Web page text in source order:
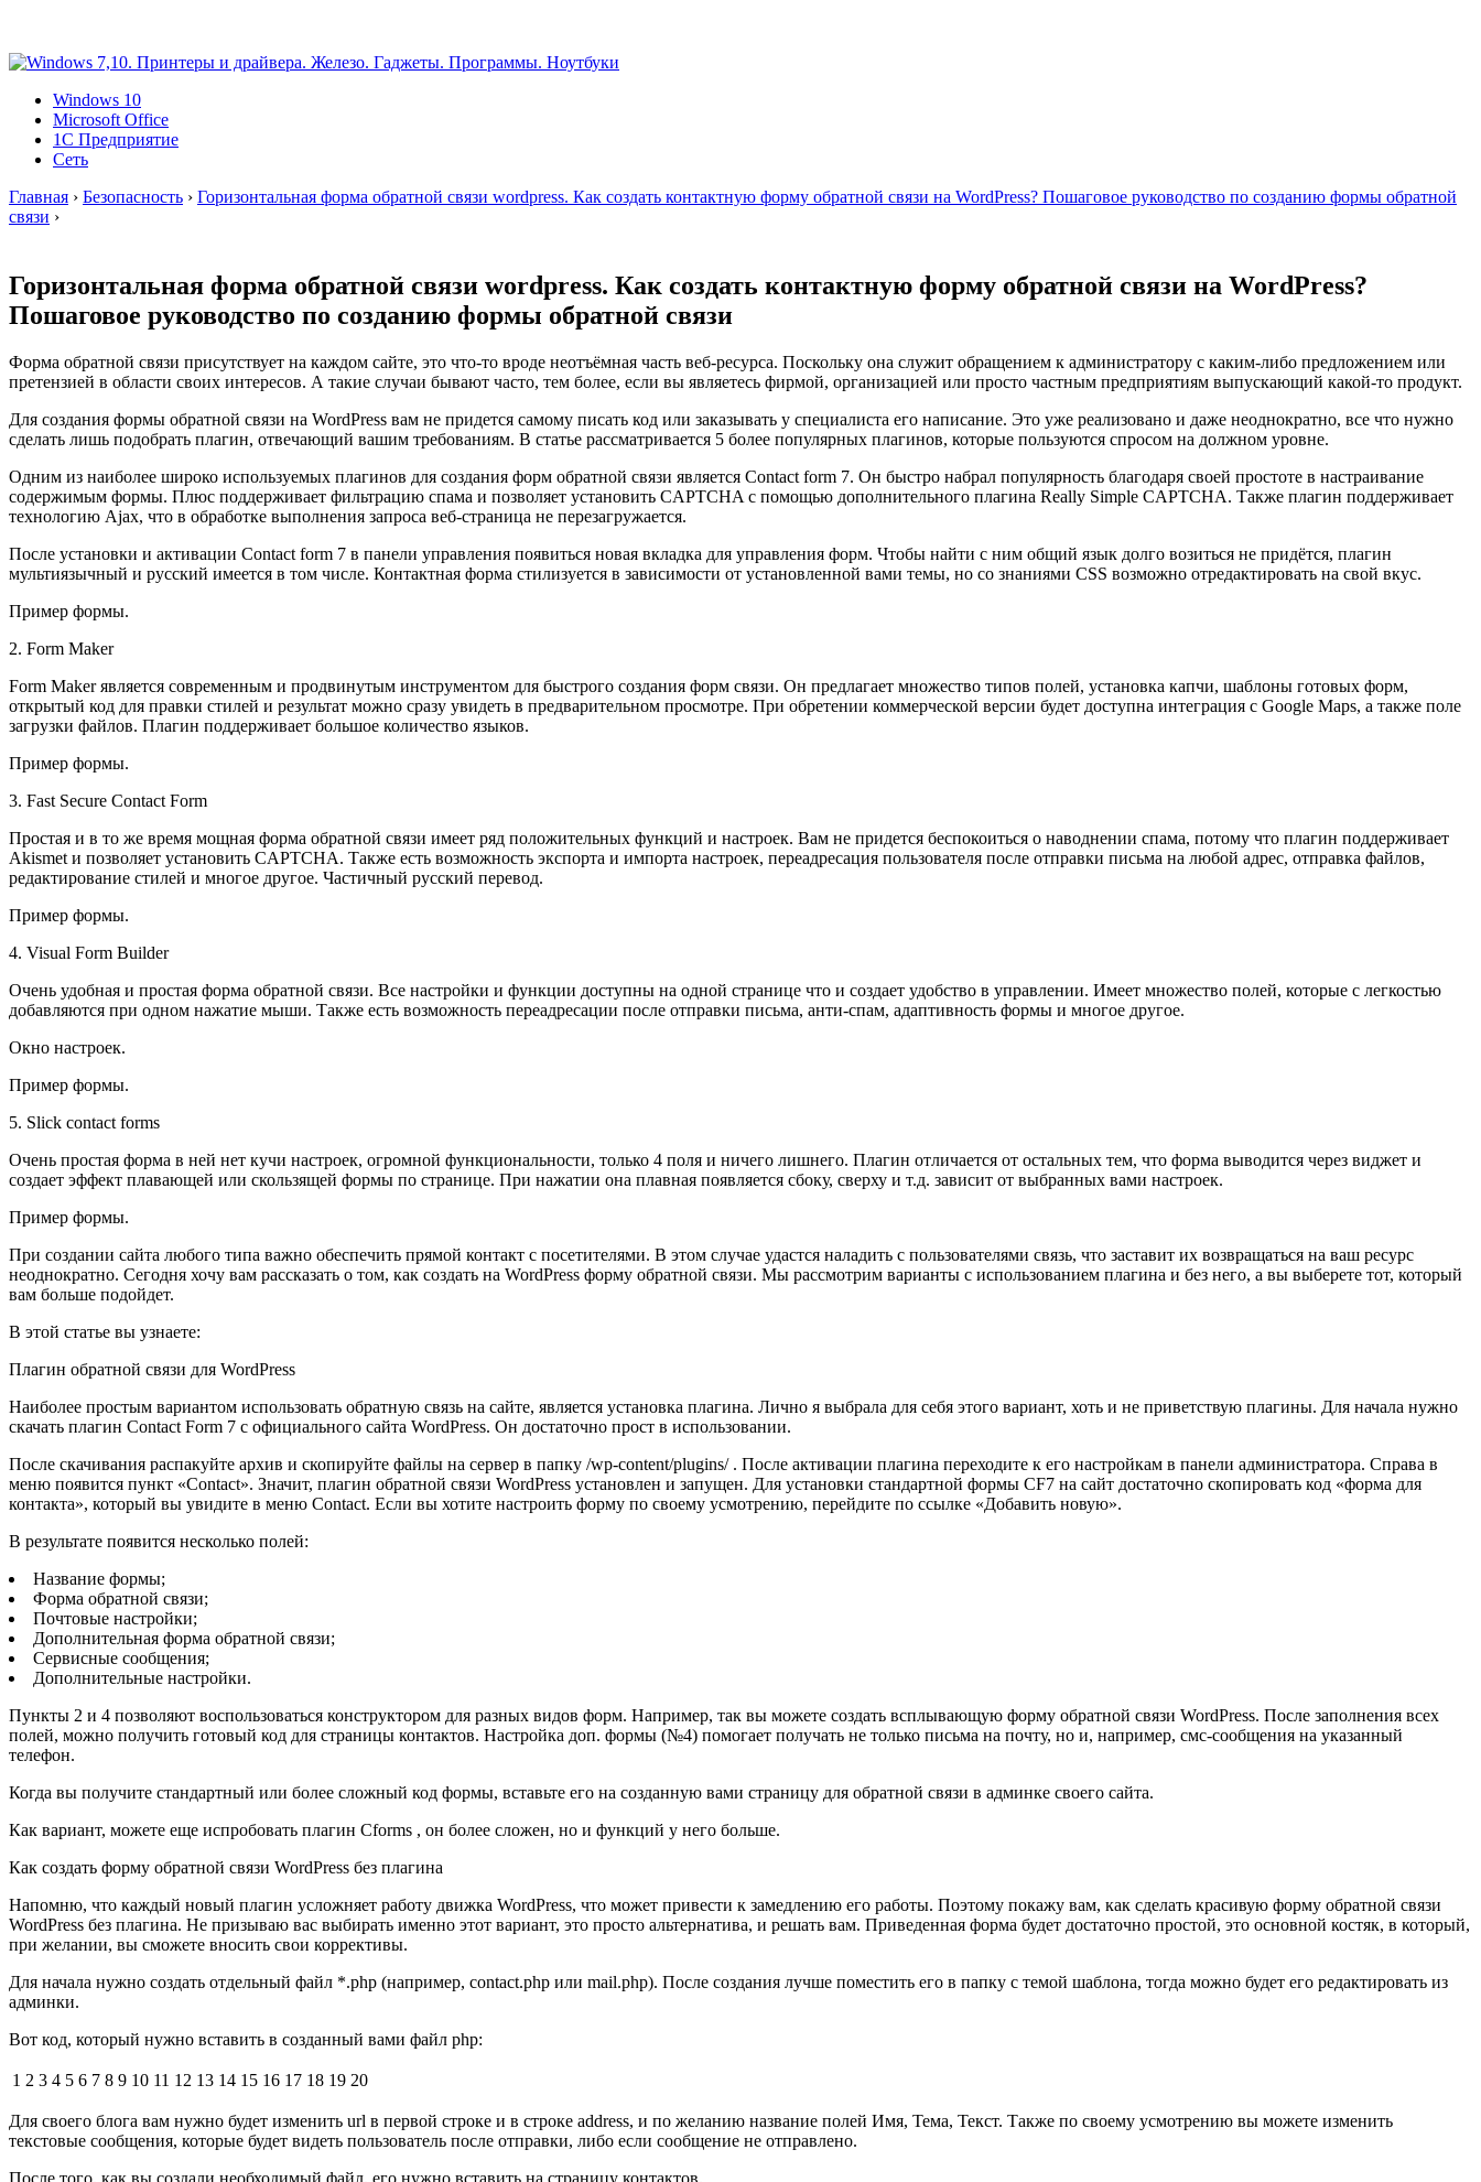
Windows 10
Microsoft Office
1C Предприятие
Сеть
Главная › Безопасность › Горизонтальная форма обратной связи wordpress. Как создать контактную форму обратной связи на WordPress? Пошаговое руководство по созданию формы обратной
связи ›
Горизонтальная форма обратной связи wordpress. Как создать контактную форму обратной связи на WordPress?
Пошаговое руководство по созданию формы обратной связи
Форма обратной связи присутствует на каждом сайте, это что-то вроде неотъёмная часть веб-ресурса. Поскольку она служит обращением к администратору с каким-либо предложением или
претензией в области своих интересов. А такие случаи бывают часто, тем более, если вы являетесь фирмой, организацией или просто частным предприятиям выпускающий какой-то продукт.
Для создания формы обратной связи на WordPress вам не придется самому писать код или заказывать у специалиста его написание. Это уже реализовано и даже неоднократно, все что нужно
сделать лишь подобрать плагин, отвечающий вашим требованиям. В статье рассматривается 5 более популярных плагинов, которые пользуются спросом на должном уровне.
Одним из наиболее широко используемых плагинов для создания форм обратной связи является Contact form 7. Он быстро набрал популярность благодаря своей простоте в настраивание
содержимым формы. Плюс поддерживает фильтрацию спама и позволяет установить CAPTCHA с помощью дополнительного плагина Really Simple CAPTCHA. Также плагин поддерживает
технологию Ajax, что в обработке выполнения запроса веб-страница не перезагружается.
После установки и активации Contact form 7 в панели управления появиться новая вкладка для управления форм. Чтобы найти с ним общий язык долго возиться не придётся, плагин
мультиязычный и русский имеется в том числе. Контактная форма стилизуется в зависимости от установленной вами темы, но со знаниями CSS возможно отредактировать на свой вкус.
Пример формы.
2. Form Maker
Form Maker является современным и продвинутым инструментом для быстрого создания форм связи. Он предлагает множество типов полей, установка капчи, шаблоны готовых форм,
открытый код для правки стилей и результат можно сразу увидеть в предварительном просмотре. При обретении коммерческой версии будет доступна интеграция с Google Maps, а также поле
загрузки файлов. Плагин поддерживает большое количество языков.
Пример формы.
3. Fast Secure Contact Form
Простая и в то же время мощная форма обратной связи имеет ряд положительных функций и настроек. Вам не придется беспокоиться о наводнении спама, потому что плагин поддерживает
Akismet и позволяет установить CAPTCHA. Также есть возможность экспорта и импорта настроек, переадресация пользователя после отправки письма на любой адрес, отправка файлов,
редактирование стилей и многое другое. Частичный русский перевод.
Пример формы.
4. Visual Form Builder
Очень удобная и простая форма обратной связи. Все настройки и функции доступны на одной странице что и создает удобство в управлении. Имеет множество полей, которые с легкостью
добавляются при одном нажатие мыши. Также есть возможность переадресации после отправки письма, анти-спам, адаптивность формы и многое другое.
Окно настроек.
Пример формы.
5. Slick contact forms
Очень простая форма в ней нет кучи настроек, огромной функциональности, только 4 поля и ничего лишнего. Плагин отличается от остальных тем, что форма выводится через виджет и
создает эффект плавающей или скользящей формы по странице. При нажатии она плавная появляется сбоку, сверху и т.д. зависит от выбранных вами настроек.
Пример формы.
При создании сайта любого типа важно обеспечить прямой контакт с посетителями. В этом случае удастся наладить с пользователями связь, что заставит их возвращаться на ваш ресурс
неоднократно. Сегодня хочу вам рассказать о том, как создать на WordPress форму обратной связи. Мы рассмотрим варианты с использованием плагина и без него, а вы выберете тот, который
вам больше подойдет.
В этой статье вы узнаете:
Плагин обратной связи для WordPress
Наиболее простым вариантом использовать обратную связь на сайте, является установка плагина. Лично я выбрала для себя этого вариант, хоть и не приветствую плагины. Для начала нужно
скачать плагин Contact Form 7 с официального сайта WordPress. Он достаточно прост в использовании.
После скачивания распакуйте архив и скопируйте файлы на сервер в папку /wp-content/plugins/ . После активации плагина переходите к его настройкам в панели администратора. Справа в
меню появится пункт «Contact». Значит, плагин обратной связи WordPress установлен и запущен. Для установки стандартной формы CF7 на сайт достаточно скопировать код «форма для
контакта», который вы увидите в меню Contact. Если вы хотите настроить форму по своему усмотрению, перейдите по ссылке «Добавить новую».
В результате появится несколько полей:
Название формы;
Форма обратной связи;
Почтовые настройки;
Дополнительная форма обратной связи;
Сервисные сообщения;
Дополнительные настройки.
Пункты 2 и 4 позволяют воспользоваться конструктором для разных видов форм. Например, так вы можете создать всплывающую форму обратной связи WordPress. После заполнения всех
полей, можно получить готовый код для страницы контактов. Настройка доп. формы (№4) помогает получать не только письма на почту, но и, например, смс-сообщения на указанный
телефон.
Когда вы получите стандартный или более сложный код формы, вставьте его на созданную вами страницу для обратной связи в админке своего сайта.
Как вариант, можете еще испробовать плагин Cforms , он более сложен, но и функций у него больше.
Как создать форму обратной связи WordPress без плагина
Напомню, что каждый новый плагин усложняет работу движка WordPress, что может привести к замедлению его работы. Поэтому покажу вам, как сделать красивую форму обратной связи
WordPress без плагина. Не призываю вас выбирать именно этот вариант, это просто альтернатива, и решать вам. Приведенная форма будет достаточно простой, это основной костяк, в который,
при желании, вы сможете вносить свои коррективы.
Для начала нужно создать отдельный файл *.php (например, contact.php или mail.php). После создания лучше поместить его в папку с темой шаблона, тогда можно будет его редактировать из
админки.
Вот код, который нужно вставить в созданный вами файл php:
1 2 3 4 5 6 7 8 9 10 11 12 13 14 15 16 17 18 19 20
Для своего блога вам нужно будет изменить url в первой строке и в строке address, и по желанию название полей Имя, Тема, Текст. Также по своему усмотрению вы можете изменить
текстовые сообщения, которые будет видеть пользователь после отправки, либо если сообщение не отправлено.
После того, как вы создали необходимый файл, его нужно вставить на страницу контактов.